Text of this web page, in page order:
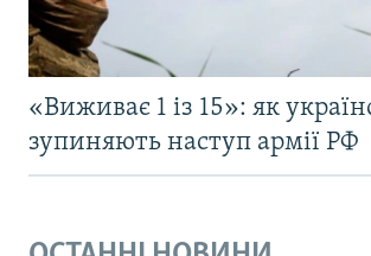
«Виживає 1 із 15»: як
зупиняють наступ армії РФ